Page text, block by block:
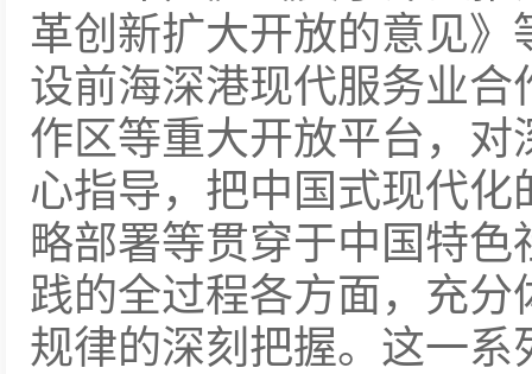
革创新扩大开放的意见
设前海深港现代服务业
作区等重大开放平台，
心指导，把中国式现代
略部署等贯穿于中国特
践的全过程各方面，充
规律的深刻把握。这一